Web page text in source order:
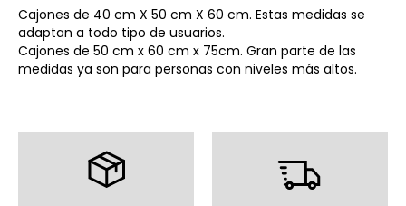
Cajones de 40 cm X 50 cm X 60 cm. Estas medidas se
adaptan a todo tipo de usuarios.
Cajones de 50 cm x 60 cm x 75cm. Gran parte de las
medidas ya son para personas con niveles más altos.